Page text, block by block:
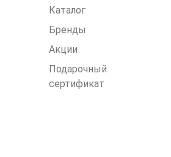
Каталог
Бренды
Акции
Подарочный
сертификат